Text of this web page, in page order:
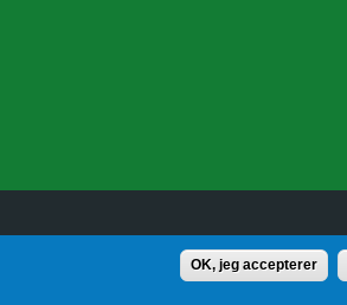
| Tlf.: 7228 2804 |Kontakt
OK, jeg accepterer